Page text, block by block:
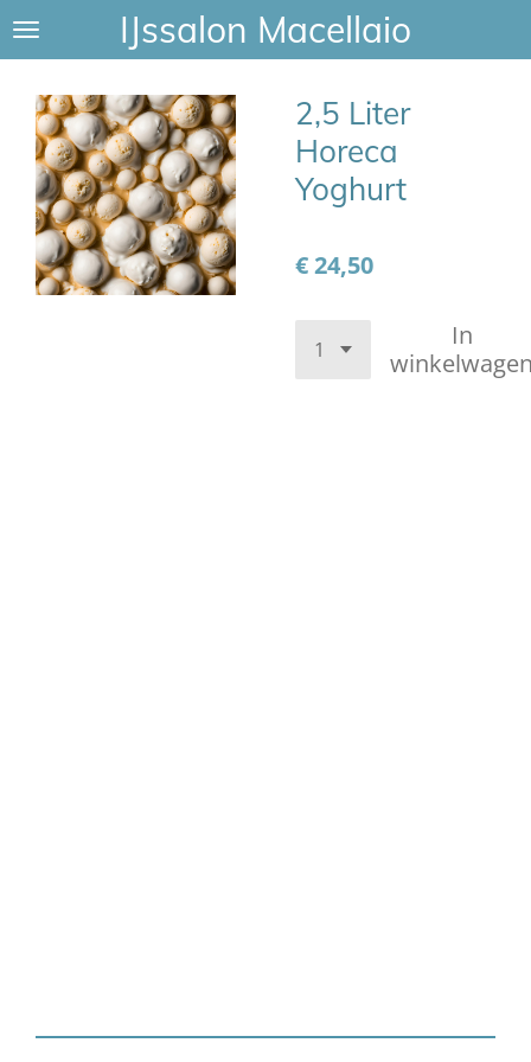
Ga
hoofdinhoud
IJssalon Macellaio
2,5 Liter
Horeca
Yoghurt
€ 24,50
In